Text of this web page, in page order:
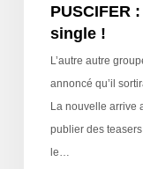
PUSCIFER
single !
L’autre autre
annoncé qu’il
La nouvelle arrive
publier des
le…